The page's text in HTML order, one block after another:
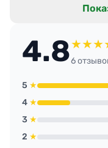
за
4.8★★★
6
5 ★
4 ★
3 ★
2 ★